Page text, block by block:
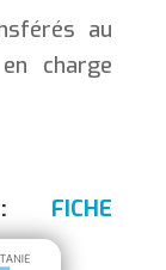
au
charge
: FICHE